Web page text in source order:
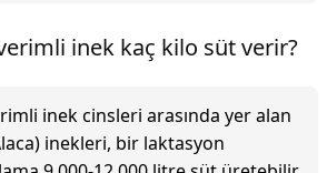
inek kaç kilo süt verir?
inek cinsleri arasında yer alan
inekleri, bir laktasyon